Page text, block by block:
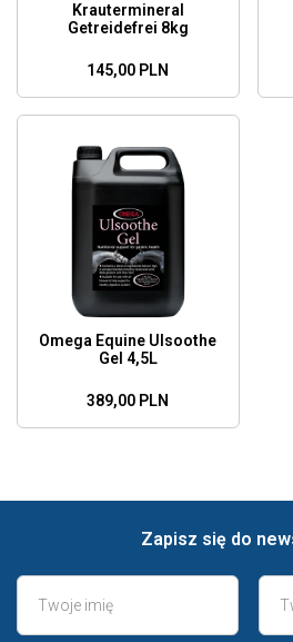
Krautermineral
Getreidefrei 8kg
145,00 PLN
Omega Equine Ulsoothe
Gel 4,5L
389,00 PLN
Zapisz się do